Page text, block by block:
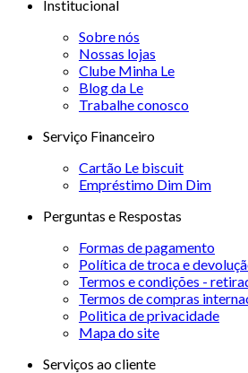
Institucional
Sobre nós
Nossas lojas
Clube Minha Le
Blog da Le
Trabalhe conosco
Serviço Financeiro
Cartão Le biscuit
Empréstimo Dim Dim
Perguntas e Respostas
Formas de pagamento
Política de troca e
Termos e condições -
Termos de compras
Politica de privacidade
Mapa do site
Serviços ao cliente